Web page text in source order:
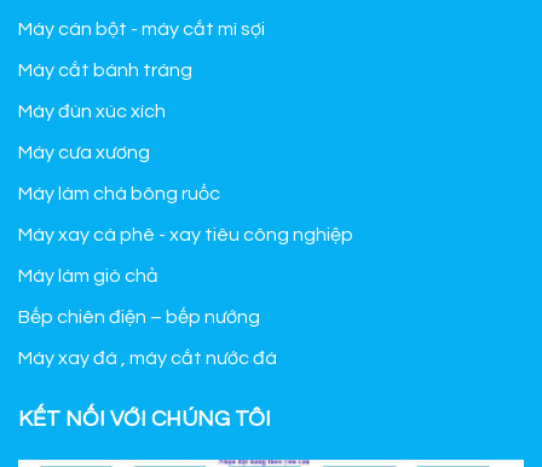
Máy cán bột - máy cắt mì sợi
Máy cắt bánh tráng
Máy đùn xúc xích
Máy cưa xương
Máy làm chà bông ruốc
Máy xay cà phê - xay tiêu công nghiệp
Máy làm giò chả
Bếp chiên điện – bếp nướng
Máy xay đá , máy cắt nước đá
KẾT NỐI VỚI CHÚNG TÔI